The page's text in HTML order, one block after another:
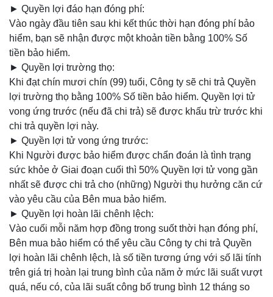
► Quyền lợi đáo hạn đóng phí:
Vào ngày đầu tiên sau khi kết thúc thời hạn đóng phí bảo
hiểm, bạn sẽ nhận được một khoản tiền bằng 100% Số
tiền bảo hiểm.
► Quyền lợi trường thọ:
Khi đạt chín mươi chín (99) tuổi, Công ty sẽ chi trả Quyền
lợi trường thọ bằng 100% Số tiền bảo hiểm. Quyền lợi tử
vong ứng trước (nếu đã chi trả) sẽ được khấu trừ trước khi
chi trả quyền lợi này.
► Quyền lợi tử vong ứng trước:
Khi Người được bảo hiểm được chẩn đoán là tình trạng
sức khỏe ở Giai đoạn cuối thì 50% Quyền lợi tử vong gần
nhất sẽ được chi trả cho (những) Người thụ hưởng căn cứ
vào yêu cầu của Bên mua bảo hiểm.
► Quyền lợi hoàn lãi chênh lệch:
Vào cuối mỗi năm hợp đồng trong suốt thời hạn đóng phí,
Bên mua bảo hiểm có thể yêu cầu Công ty chi trả Quyền
lợi hoàn lãi chênh lệch, là số tiền tương ứng với số lãi tính
trên giá trị hoàn lại trung bình của năm ở mức lãi suất vượt
quá, nếu có, của lãi suất công bố trung bình 12 tháng so